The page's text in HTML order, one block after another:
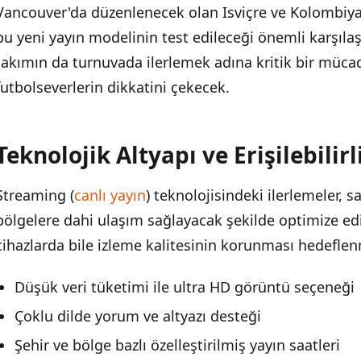
düzenlenecek olan Isviçre ve
yeni yayın modelinin test edileceği önemli
da turnuvada ilerlemek adına kritik bir
dikkatini çekecek.
Altyapı ve
(canlı yayın) teknolojisindeki ilerlemeler,
dahi ulaşım sağlayacak şekilde optimize
bile izleme kalitesinin korunması
Düşük veri tüketimi ile ultra HD görüntü seçeneği
Çoklu dilde yorum ve altyazı desteği
Şehir ve bölge bazlı özelleştirilmiş yayın saatleri